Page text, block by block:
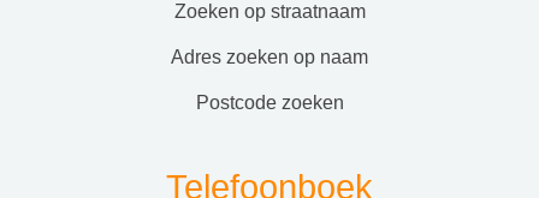
zoeken op straatnaam
adres zoeken op naam
postcode zoeken
Telefoonboek